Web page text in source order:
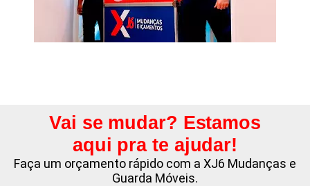
Vai se mudar? Estamos
aqui pra te ajudar!
Faça um orçamento rápido com a XJ6 Mudanças e
Guarda Móveis.